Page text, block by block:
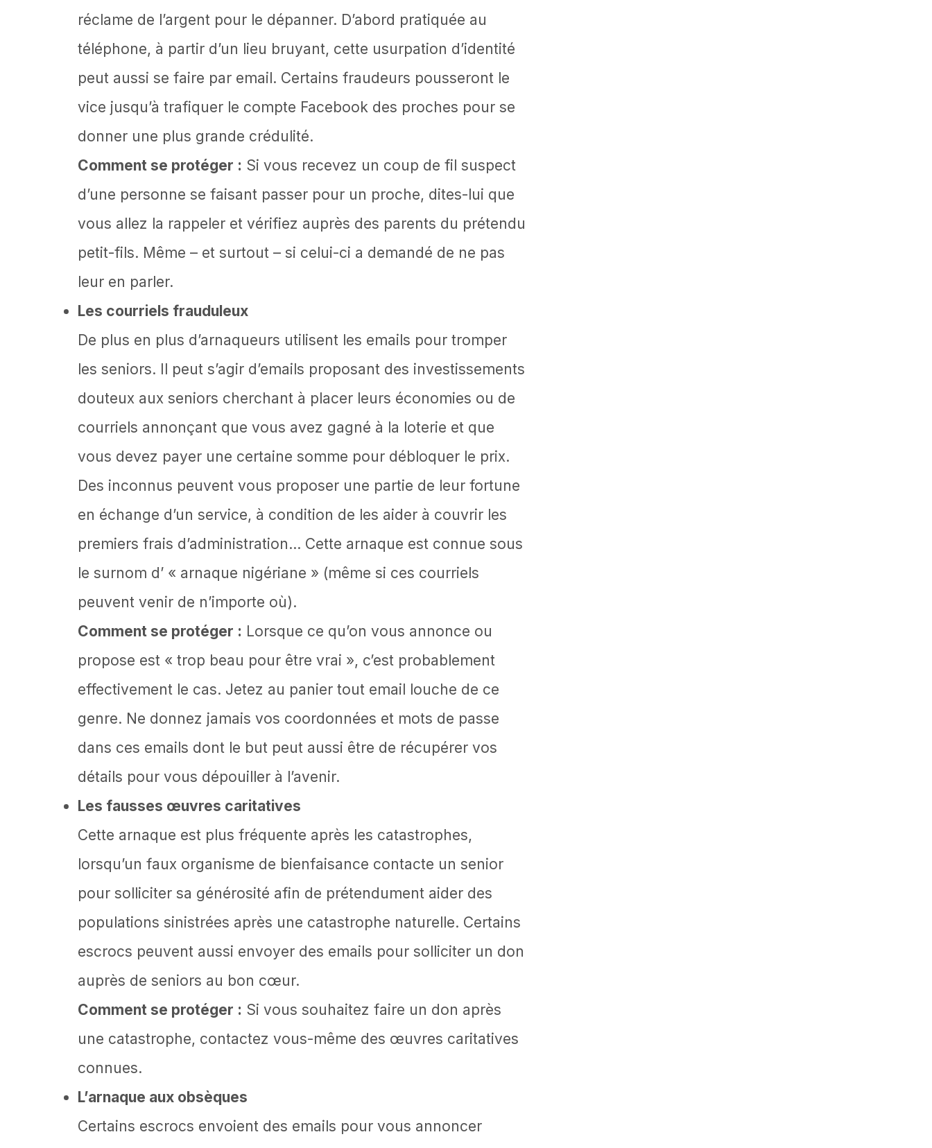
réclame de l’argent pour le dépanner. D’abord pratiquée au
téléphone, à partir d’un lieu bruyant, cette usurpation d’identité
peut aussi se faire par email. Certains fraudeurs pousseront le
vice jusqu’à trafiquer le compte Facebook des proches pour se
donner une plus grande crédulité.
Comment se protéger : Si vous recevez un coup de fil suspect
d’une personne se faisant passer pour un proche, dites-lui que
vous allez la rappeler et vérifiez auprès des parents du prétendu
petit-fils. Même – et surtout – si celui-ci a demandé de ne pas
leur en parler.
Les courriels frauduleux
De plus en plus d’arnaqueurs utilisent les emails pour tromper
les seniors. Il peut s’agir d’emails proposant des investissements
douteux aux seniors cherchant à placer leurs économies ou de
courriels annonçant que vous avez gagné à la loterie et que
vous devez payer une certaine somme pour débloquer le prix.
Des inconnus peuvent vous proposer une partie de leur fortune
en échange d’un service, à condition de les aider à couvrir les
premiers frais d’administration… Cette arnaque est connue sous
le surnom d’ « arnaque nigériane » (même si ces courriels
peuvent venir de n’importe où).
Comment se protéger : Lorsque ce qu’on vous annonce ou
propose est « trop beau pour être vrai », c’est probablement
effectivement le cas. Jetez au panier tout email louche de ce
genre. Ne donnez jamais vos coordonnées et mots de passe
dans ces emails dont le but peut aussi être de récupérer vos
détails pour vous dépouiller à l’avenir.
Les fausses œuvres caritatives
Cette arnaque est plus fréquente après les catastrophes,
lorsqu’un faux organisme de bienfaisance contacte un senior
pour solliciter sa générosité afin de prétendument aider des
populations sinistrées après une catastrophe naturelle. Certains
escrocs peuvent aussi envoyer des emails pour solliciter un don
auprès de seniors au bon cœur.
Comment se protéger : Si vous souhaitez faire un don après
une catastrophe, contactez vous-même des œuvres caritatives
connues.
L’arnaque aux obsèques
Certains escrocs envoient des emails pour vous annoncer